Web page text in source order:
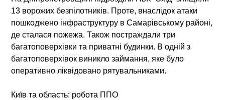
13 ворожих безпілотників. Проте, внаслідок атаки
пошкоджено інфраструктуру в Самарівському районі,
де сталася пожежа. Також постраждали три
багатоповерхівки та приватні будинки. В одній з
багатоповерхівок виникло займання, яке було
оперативно ліквідовано рятувальниками.
Київ та область: робота ППО